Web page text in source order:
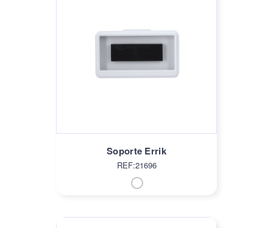
Soporte Errik
REF:21696